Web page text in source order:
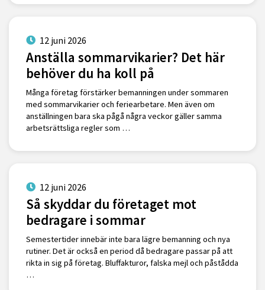
12 juni 2026
Anställa sommarvikarier? Det här
behöver du ha koll på
Många företag förstärker bemanningen under sommaren
med sommarvikarier och feriearbetare. Men även om
anställningen bara ska pågå några veckor gäller samma
arbetsrättsliga regler som …
12 juni 2026
Så skyddar du företaget mot
bedragare i sommar
Semestertider innebär inte bara lägre bemanning och nya
rutiner. Det är också en period då bedragare passar på att
rikta in sig på företag. Bluffakturor, falska mejl och påstådda
…